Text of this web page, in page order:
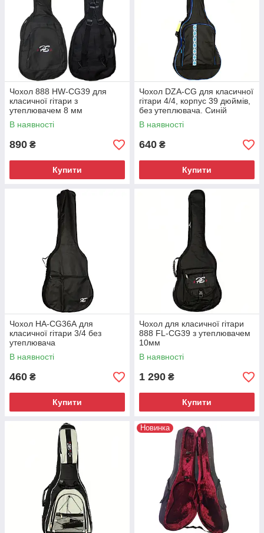
Чохол 888 HW-CG39 для
класичної гітари з
утеплювачем 8 мм
В наявності
890 ₴
Купити
Чохол DZA-CG для класичної
гітари 4/4, корпус 39 дюймів,
без утеплювача. Синій
орнамент
В наявності
640 ₴
Купити
Чохол HA-CG36А для
класичної гітари 3/4 без
утеплювача
В наявності
460 ₴
Купити
Чохол для класичної гітари
888 FL-CG39 з утеплювачем
10мм
В наявності
1 290 ₴
Купити
Новинка